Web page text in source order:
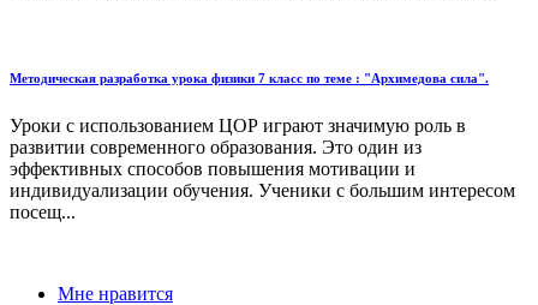
Методическая разработка урока физики 7 класс по теме : "Архимедова сила".
Уроки с использованием ЦОР играют значимую роль в
развитии современного образования. Это один из
эффективных способов повышения мотивации и
индивидуализации обучения. Ученики с большим интересом
посещ...
Мне нравится